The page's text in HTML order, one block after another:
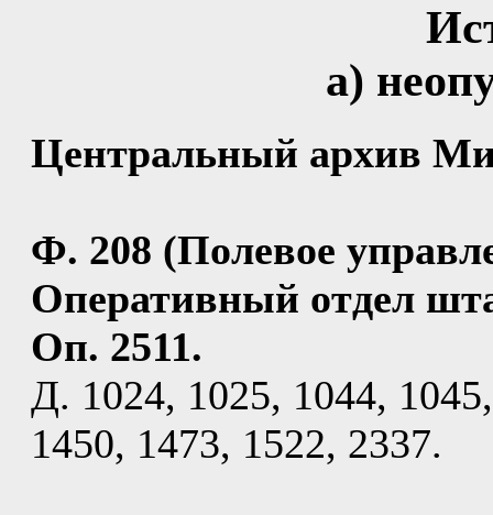
а)
Центральный архив
Ф. 208 (Полевое
Оперативный отдел
Оп. 2511.
Д. 1024, 1025, 1044,
1450, 1473, 1522, 2337.